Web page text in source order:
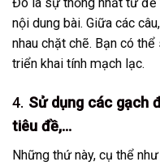
nội dung bài. Giữa các
nhau chặt chẽ. Bạn có
triển khai tính mạch lạc.
4. Sử dụng các gạch
tiêu đề,…
Những thứ này, cụ thể